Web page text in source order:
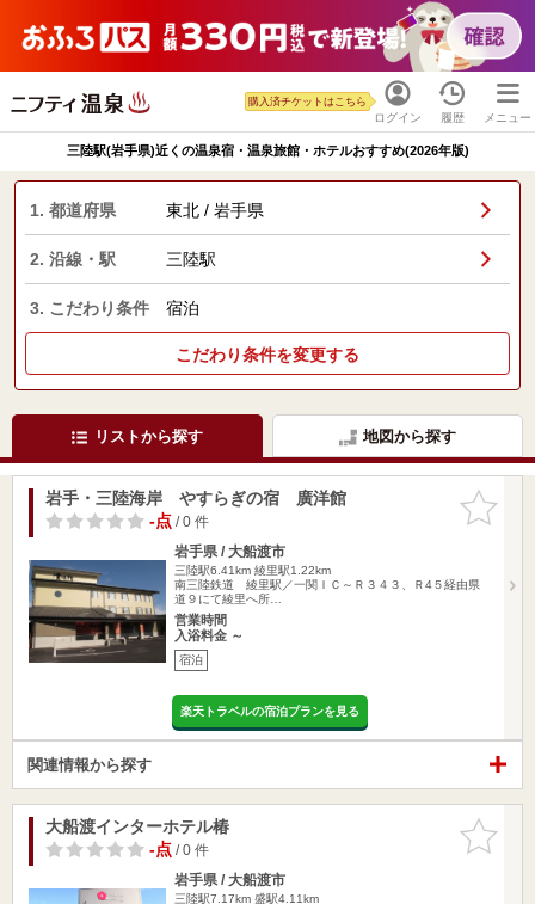
ログイン
購入済チケットはこちら
履歴 メニュー
三陸駅(岩手県)近くの温泉宿・温泉旅館・ホテルおすすめ(2026年版)
1. 都道府県 東北 / 岩手県
2. 沿線・駅 三陸駅
3. こだわり条件 宿泊
こだわり条件を変更する
リストから探す 地図から探す
お気に入
りに追加
岩手・三陸海岸 やすらぎの宿 廣洋館
-点/ 0 件
岩手県 / 大船渡市
三陸駅6.41km 綾里駅1.22km
南三陸鉄道 綾里駅／一関ＩＣ～Ｒ３４３、Ｒ4５経由県
道９にて綾里へ所…
営業時間
入浴料金 ～
宿泊
楽天トラベルの宿泊プランを見る
関連情報から探す
お気に入
りに追加
大船渡インターホテル椿
-点/ 0 件
岩手県 / 大船渡市
三陸駅7.17km 盛駅4.11km